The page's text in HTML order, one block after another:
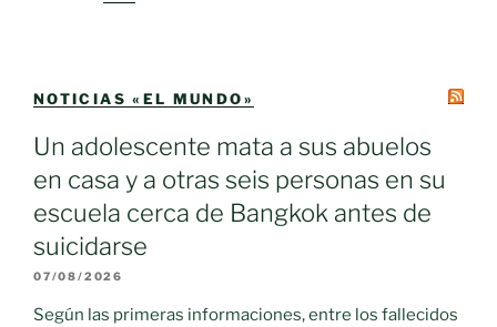
NOTICIAS «EL MUNDO»
Un adolescente mata a sus abuelos
en casa y a otras seis personas en su
escuela cerca de Bangkok antes de
suicidarse
07/08/2026
Según las primeras informaciones, entre los fallecidos